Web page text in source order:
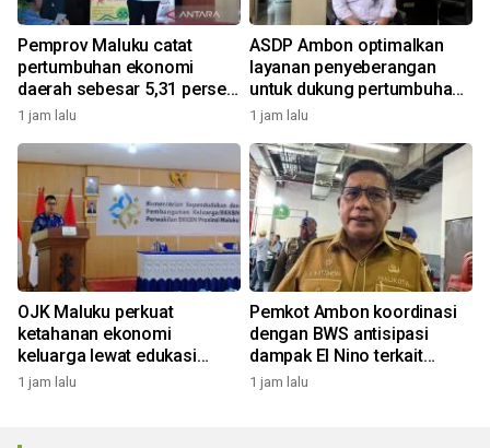
Pemprov Maluku catat
pertumbuhan ekonomi
daerah sebesar 5,31 persen
yoy triwulan II 2026
1 jam lalu
ASDP Ambon optimalkan
layanan penyeberangan
untuk dukung pertumbuhan
ekonomi dan pariwisata
1 jam lalu
OJK Maluku perkuat
ketahanan ekonomi
keluarga lewat edukasi
literasi keuangan bagi
1 jam lalu
Pemkot Ambon koordinasi
dengan BWS antisipasi
dampak El Nino terkait
masalah air bersih
1 jam lalu